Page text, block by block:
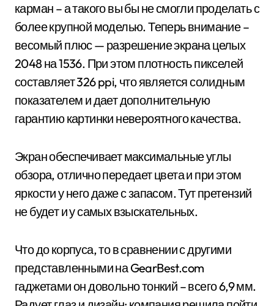
карман – а такого вы бы не смогли проделать с
более крупной моделью. Теперь внимание –
весомый плюс — разрешение экрана целых
2048 на 1536. При этом плотность пикселей
составляет 326 ppi, что является солидным
показателем и дает дополнительную
гарантию картинки невероятного качества.
Экран обеспечивает максимальные углы
обзора, отлично передает цвета и при этом
яркости у него даже с запасом. Тут претензий
не будет и у самых взыскательных.
Что до корпуса, то в сравнении с другими
представленными на GearBest.com
гаджетами он довольно тонкий – всего 6,9 мм.